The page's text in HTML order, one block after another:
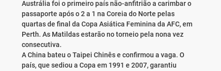
Austrália foi o primeiro país não-anfitrião a carimbar o
passaporte após o 2 a 1 na Coreia do Norte pelas
quartas de final da Copa Asiática Feminina da AFC, em
Perth. As Matildas estarão no torneio pela nona vez
consecutiva.
A China bateu o Taipei Chinês e confirmou a vaga. O
país, que sediou a Copa em 1991 e 2007, garantiu